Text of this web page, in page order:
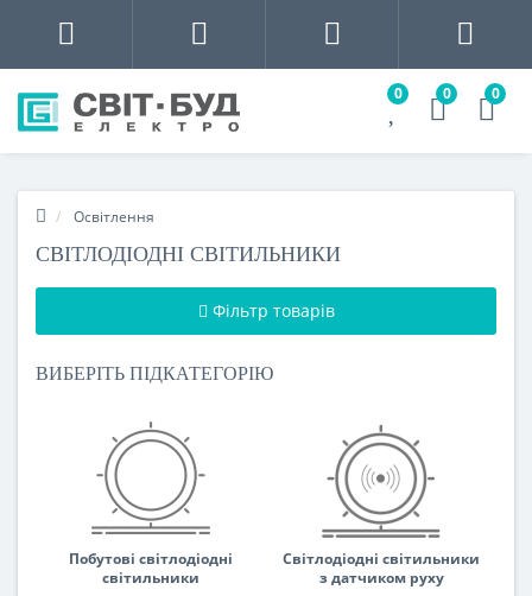
0 0 0
Освітлення
СВІТЛОДІОДНІ СВІТИЛЬНИКИ
Фільтр товарів
ВИБЕРІТЬ ПІДКАТЕГОРІЮ
Побутові світлодіодні
світильники
Світлодіодні світильники
з датчиком руху